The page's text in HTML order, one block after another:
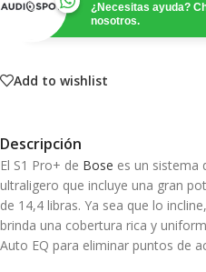
¿Necesitas ayuda?
nosotros.
Add to wishlist
Descripción
El S1 Pro+ de Bose es un sistema
ultraligero que incluye una gran
de 14,4 libras. Ya sea que lo
brinda una cobertura rica y
Auto EQ para eliminar puntos de